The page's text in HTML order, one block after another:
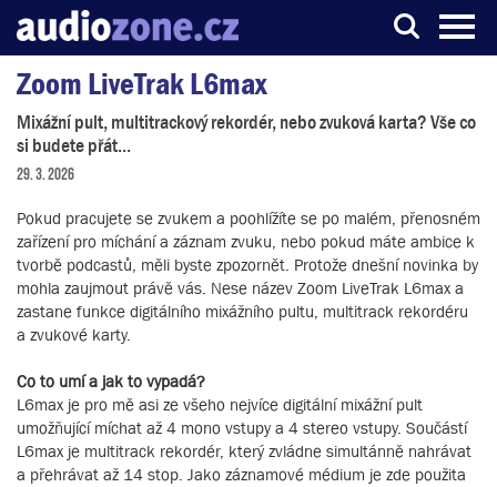
Server o digitálním zpracování zvuku
Zoom LiveTrak L6max
Mixážní pult, multitrackový rekordér, nebo zvuková karta? Vše co
si budete přát...
29. 3. 2026
Pokud pracujete se zvukem a poohlížíte se po malém, přenosném
zařízení pro míchání a záznam zvuku, nebo pokud máte ambice k
tvorbě podcastů, měli byste zpozornět. Protože dnešní novinka by
mohla zaujmout právě vás. Nese název Zoom LiveTrak L6max a
zastane funkce digitálního mixážního pultu, multitrack rekordéru
a zvukové karty.
Co to umí a jak to vypadá?
L6max je pro mě asi ze všeho nejvíce digitální mixážní pult
umožňující míchat až 4 mono vstupy a 4 stereo vstupy. Součástí
L6max je multitrack rekordér, který zvládne simultánně nahrávat
a přehrávat až 14 stop. Jako záznamové médium je zde použita